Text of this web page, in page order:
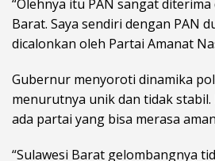
“Olehnya itu PAN sangat
Barat. Saya sendiri dengan PAN
dicalonkan oleh Partai Amanat
Gubernur menyoroti dinamika
menurutnya unik dan tidak
ada partai yang bisa merasa
“Sulawesi Barat gelombangnya